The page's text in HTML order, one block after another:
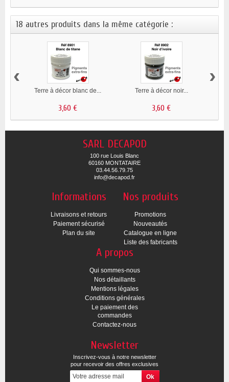
18 autres produits dans la même catégorie :
Terre à décor blanc de...
3,60 €
Terre à décor noir...
3,60 €
‹ ›
SARL DECAPOD
100 rue Louis Blanc
60160 MONTATAIRE
03.44.56.79.75
info@decapod.fr
Informations
Livraisons et retours
Paiement sécurisé
Plan du site
Nos produits
Promotions
Nouveautés
Catalogue en ligne
Liste des fabricants
A propos
Qui sommes-nous
Nos détaillants
Mentions légales
Conditions générales
Le paiement des
commandes
Contactez-nous
Newsletter
Inscrivez-vous à notre newsletter
pour recevoir des offres exclusives